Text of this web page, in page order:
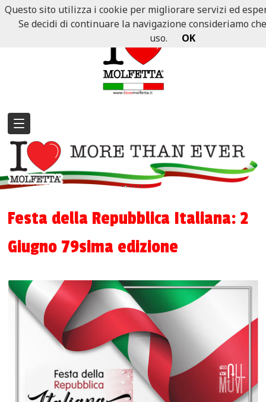
Festa della Repubblica Italiana: 2
Giugno 79sima edizione
Questo sito utilizza i cookie per migliorare servizi ed
Se decidi di continuare la navigazione consideriamo
uso.
OK